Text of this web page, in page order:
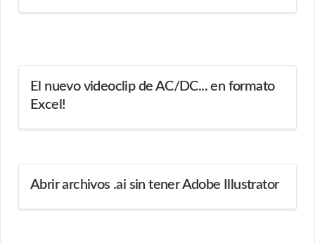
El nuevo videoclip de AC/DC... en formato
Excel!
Abrir archivos .ai sin tener Adobe Illustrator